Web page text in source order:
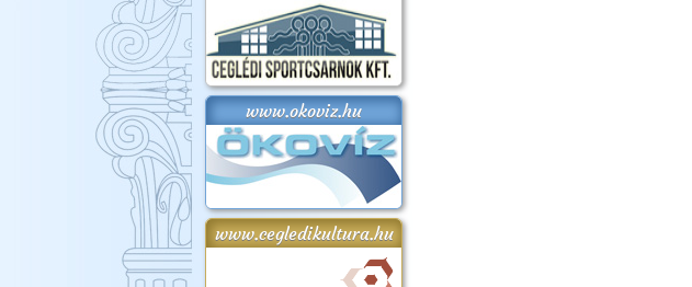
www.okoviz.hu
www.cegledikultura.hu